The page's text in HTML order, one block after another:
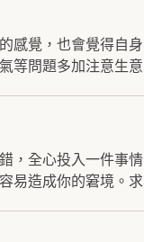
感覺，也會覺得自
等問題多加注意生
，全心投入一件事
易造成你的窘境。